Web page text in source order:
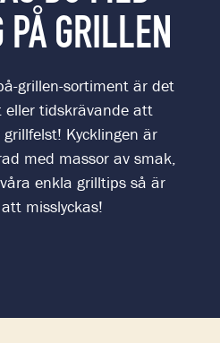
PÅ GRILLEN
grillen-sortiment är det
eller tidskrävande att
Kycklingen är
med massor av smak,
enkla grilltips så är
misslyckas!